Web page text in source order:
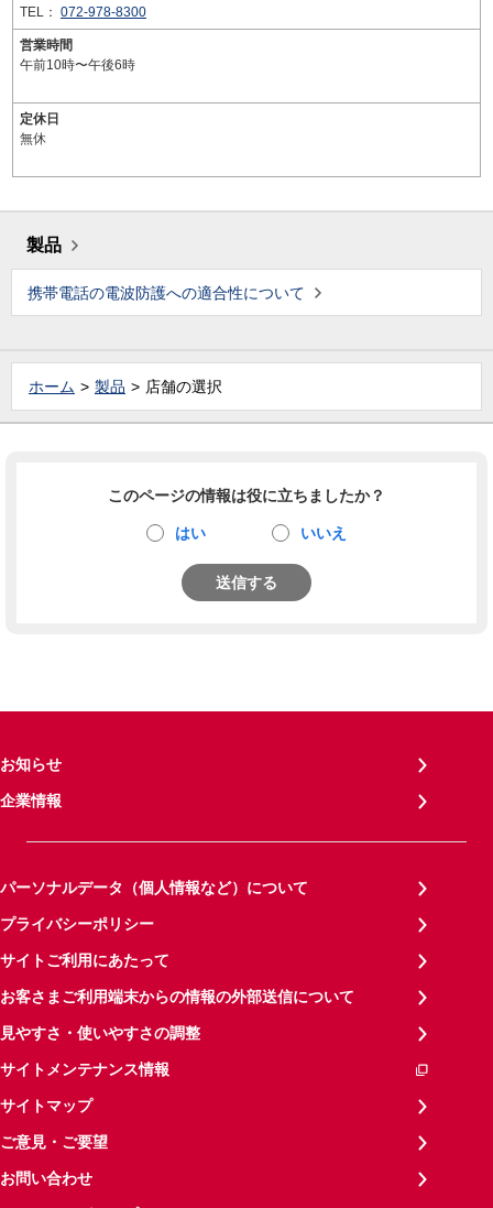
TEL： 072-978-8300
営業時間
午前10時〜午後6時
定休日
無休
製品
携帯電話の電波防護への適合性について
ホーム 製品 店舗の選択
このページの情報は役に立ちましたか？
はい いいえ
送信する
お知らせ
企業情報
パーソナルデータ（個人情報など）について
プライバシーポリシー
サイトご利用にあたって
お客さまご利用端末からの情報の外部送信について
見やすさ・使いやすさの調整
サイトメンテナンス情報
サイトマップ
ご意見・ご要望
お問い合わせ